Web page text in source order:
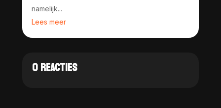
namelijk...
Lees meer
0 REACTIES